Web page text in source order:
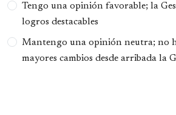
Tengo una opinión favorable; la
logros destacables
Mantengo una opinión neutra; no
mayores cambios desde arribada la